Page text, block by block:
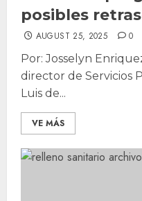
posibles
AUGUST 25, 2025 0
Por: Josselyn
director de Servicios
Luis de...
VE MÁS